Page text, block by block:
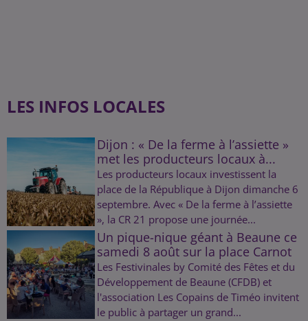
LES INFOS LOCALES
Dijon : « De la ferme à l’assiette »
met les producteurs locaux à...
Les producteurs locaux investissent la
place de la République à Dijon dimanche 6
septembre. Avec « De la ferme à l’assiette
», la CR 21 propose une journée...
Un pique-nique géant à Beaune ce
samedi 8 août sur la place Carnot
Les Festivinales by Comité des Fêtes et du
Développement de Beaune (CFDB) et
l'association Les Copains de Timéo invitent
le public à partager un grand...